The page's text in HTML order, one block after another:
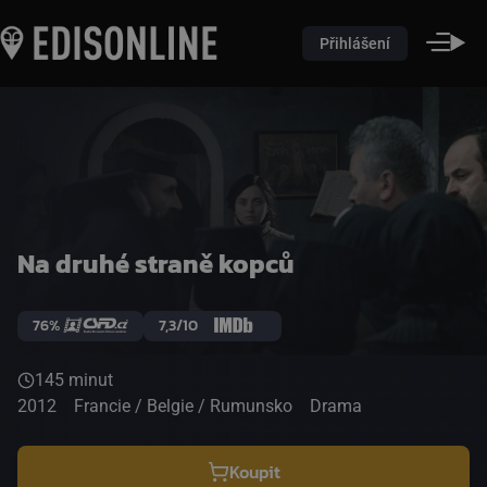
Přihlášení
Na druhé straně kopců
76% 7,3/10
145 minut
2012
Francie / Belgie / Rumunsko Drama
Koupit